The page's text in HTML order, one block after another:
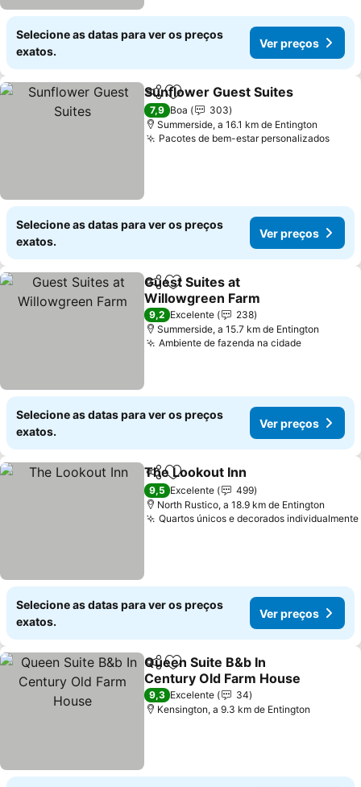
Selecione as datas para ver os preços
exatos.
Ver preços
PartilharAdicionar aos favoritos
Sunflower Guest Suites
7,9 Boa
303
Summerside, a 16.1 km de Entington
Pacotes de bem-estar personalizados
Selecione as datas para ver os preços
exatos.
Ver preços
PartilharAdicionar aos favoritos
Guest Suites at
Willowgreen Farm
9,2 Excelente
238
Summerside, a 15.7 km de Entington
Ambiente de fazenda na cidade
Selecione as datas para ver os preços
exatos.
Ver preços
PartilharAdicionar aos favoritos
The Lookout Inn
9,5 Excelente
499
North Rustico, a 18.9 km de Entington
Quartos únicos e decorados individualmente
Selecione as datas para ver os preços
exatos.
Ver preços
PartilharAdicionar aos favoritos
Queen Suite B&b In
Century Old Farm House
9,3 Excelente
34
Kensington, a 9.3 km de Entington